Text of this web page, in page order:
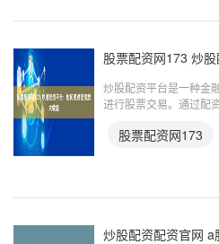
炒股配资平台是一种金
进行股票交易。通过配
选择一家可靠的股票配
股票配资网173